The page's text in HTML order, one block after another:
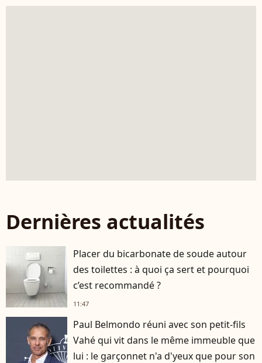
Dernières actualités
Placer du bicarbonate de soude autour
des toilettes : à quoi ça sert et pourquoi
c’est recommandé ?
11:47
Paul Belmondo réuni avec son petit-fils
Vahé qui vit dans le même immeuble que
lui : le garçonnet n'a d'yeux que pour son